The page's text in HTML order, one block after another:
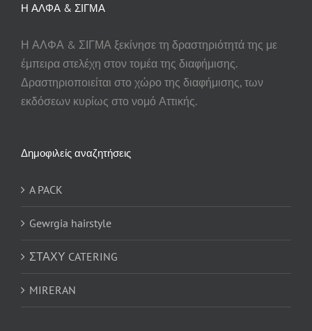
Η ΑΛΦΑ & ΣΙΓΜΑ
Η ΑΛΦΑ & ΣΙΓΜΑ ξεκίνησε τη δραστηριότητά της με
έμπειρα στελέχη στον τομέα της διαφήμισης.
Δραστηριοποιείται στο χώρο της διαφήμισης, των
εκδόσεων κυρίως στο νομό Αττικής.
Δημοφιλείς αναζητήσεις
A PACK
Gewrgia hairstyle
ΣΤΑΧΥ CATERING
MIRERAN